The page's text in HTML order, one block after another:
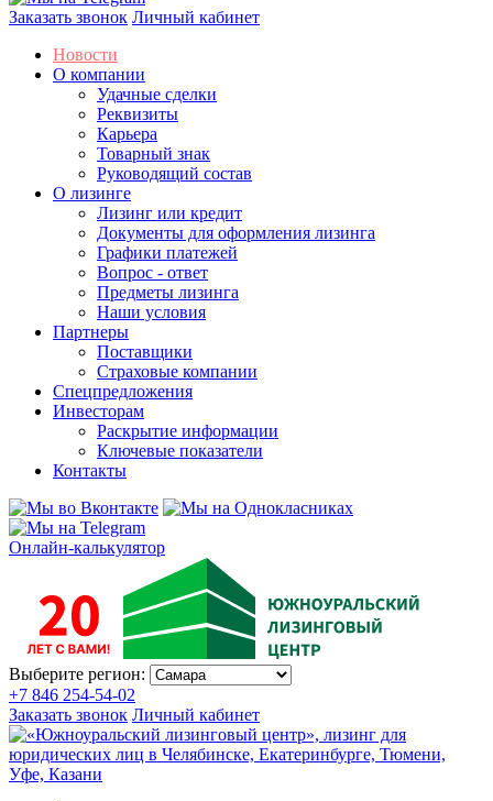
Заказать звонок Личный кабинет
Новости
О компании
Удачные сделки
Реквизиты
Карьера
Товарный знак
Руководящий состав
О лизинге
Лизинг или кредит
Документы для оформления лизинга
Графики платежей
Вопрос - ответ
Предметы лизинга
Наши условия
Партнеры
Поставщики
Страховые компании
Спецпредложения
Инвесторам
Раскрытие информации
Ключевые показатели
Контакты
Онлайн-калькулятор
Выберите регион:
+7 846 254-54-02
Заказать звонок Личный кабинет